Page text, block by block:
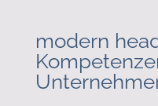
modern